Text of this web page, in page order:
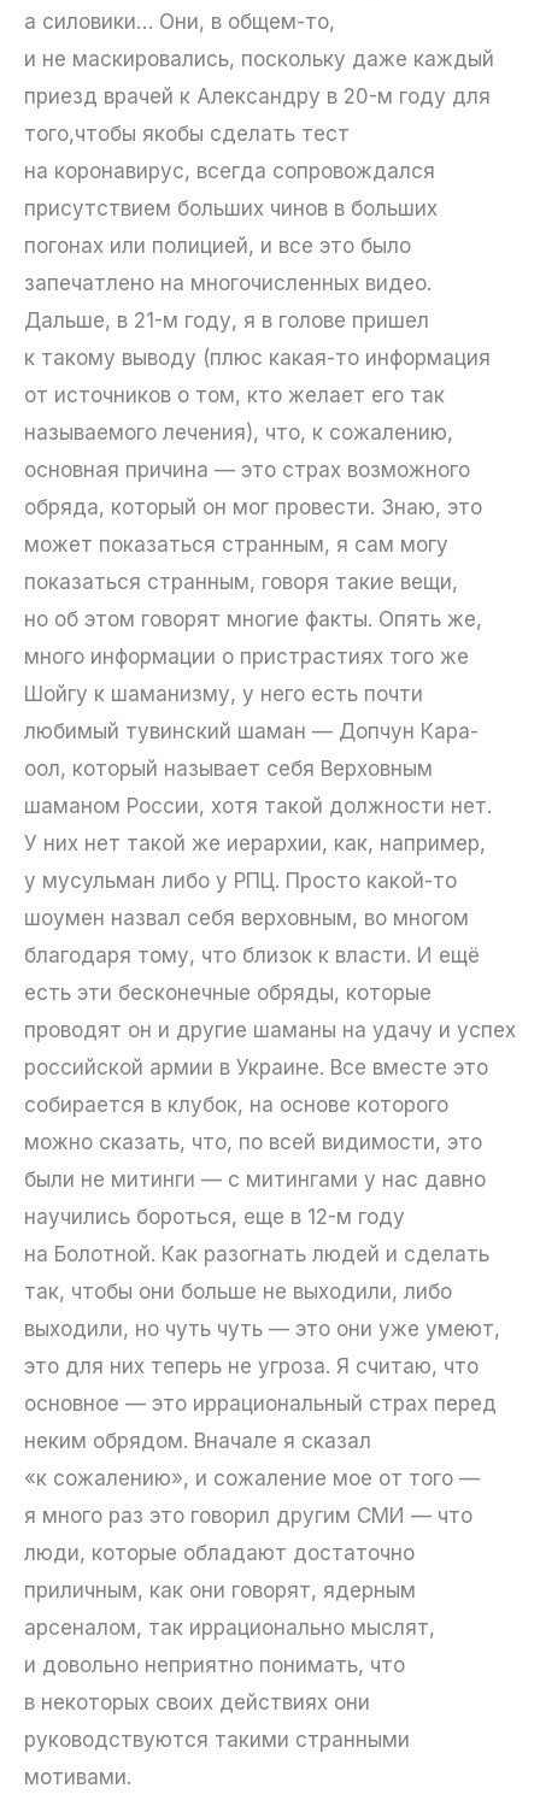
а силовики… Они, в общем-то,
и не маскировались, поскольку даже каждый
приезд врачей к Александру в 20-м году для
того,чтобы якобы сделать тест
на коронавирус, всегда сопровождался
присутствием больших чинов в больших
погонах или полицией, и все это было
запечатлено на многочисленных видео.
Дальше, в 21-м году, я в голове пришел
к такому выводу (плюс какая-то информация
от источников о том, кто желает его так
называемого лечения), что, к сожалению,
основная причина — это страх возможного
обряда, который он мог провести. Знаю, это
может показаться странным, я сам могу
показаться странным, говоря такие вещи,
но об этом говорят многие факты. Опять же,
много информации о пристрастиях того же
Шойгу к шаманизму, у него есть почти
любимый тувинский шаман — Допчун Кара-
оол, который называет себя Верховным
шаманом России, хотя такой должности нет.
У них нет такой же иерархии, как, например,
у мусульман либо у РПЦ. Просто какой-то
шоумен назвал себя верховным, во многом
благодаря тому, что близок к власти. И ещё
есть эти бесконечные обряды, которые
проводят он и другие шаманы на удачу и успех
российской армии в Украине. Все вместе это
собирается в клубок, на основе которого
можно сказать, что, по всей видимости, это
были не митинги — с митингами у нас давно
научились бороться, еще в 12-м году
на Болотной. Как разогнать людей и сделать
так, чтобы они больше не выходили, либо
выходили, но чуть чуть — это они уже умеют,
это для них теперь не угроза. Я считаю, что
основное — это иррациональный страх перед
неким обрядом. Вначале я сказал
«к сожалению», и сожаление мое от того —
я много раз это говорил другим СМИ — что
люди, которые обладают достаточно
приличным, как они говорят, ядерным
арсеналом, так иррационально мыслят,
и довольно неприятно понимать, что
в некоторых своих действиях они
руководствуются такими странными
мотивами.